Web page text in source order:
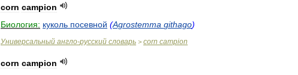
corn campion
Биология: куколь посевной (Agrostemma githago)
Универсальный англо-русский словарь > corn campion
corn campion